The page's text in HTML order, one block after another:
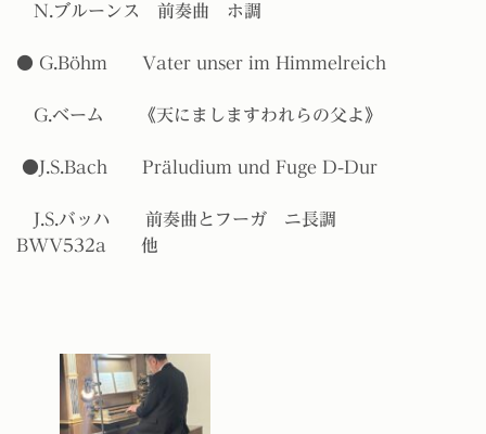
N. ブルーンス 前奏曲 ホ調
● G. Böhm Vater unser im Himmelreich
G. ベーム 《天にましますわれらの父よ》
●J.S.Bach Präludium und Fuge D-Dur
J.S. バッハ
前奏曲とフーガ ニ長調
BWV532a
他